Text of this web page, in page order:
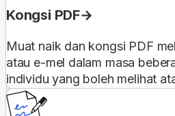
Kongsi PDF
Muat naik dan kongsi PDF
atau e-mel dalam masa
individu yang boleh melihat